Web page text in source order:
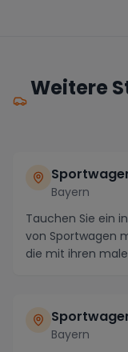
Weitere
Bayern
Tauchen Sie ein
von Sportwagen
die mit ihren
Bayern